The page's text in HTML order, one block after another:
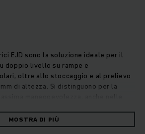
EJD sono la soluzione ideale per il
doppio livello su rampe e
oltre allo stoccaggio e al prelievo
di altezza. Si distinguono per la
gli EJD lavorano al doppio della
Per la massima sicurezza sul
MOSTRA DI PIÙ